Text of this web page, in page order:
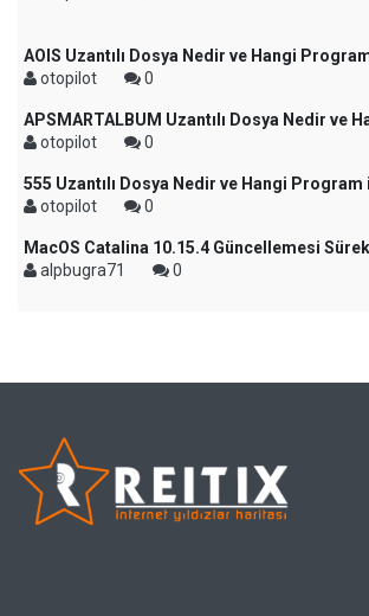
AOIS Uzantılı Dosya Nedir ve Hangi
otopilot
0
APSMARTALBUM Uzantılı Dosya Nedir ve
otopilot
0
555 Uzantılı Dosya Nedir ve Hangi Program
otopilot
0
MacOS Catalina 10.15.4 Güncellemesi
alpbugra71
0